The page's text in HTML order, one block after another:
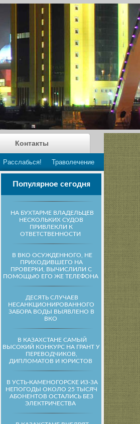
Расслабься! Траволечение
Контакты
Популярное сегодня
НА БУХТАРМЕ ВЛАДЕЛЬЦЕВ
НЕСКОЛЬКИХ СУДОВ
ПРИВЛЕКЛИ К
ОТВЕТСТВЕННОСТИ
В ВКО ОСУЖДЕННОГО, НЕ
ПРИХОДИВШЕГО НА
ПРОВЕРКИ, ВЫЧИСЛИЛИ С
ПОМОЩЬЮ ЕГО ЖЕ ТЕЛЕФОНА
ДЕСЯТЬ СЛУЧАЕВ
НЕСАНКЦИОНИРОВАННОГО
ЗАБОРА ВОДЫ ВЫЯВЛЕНО В
ВКО
В КАЗАХСТАНЕ САМЫЙ
ВЫСОКИЙ КОНКУРС НА ГРАНТ У
ПЕРЕВОДЧИКОВ,
ДИПЛОМАТОВ И ЮРИСТОВ
В УСТЬ-КАМЕНОГОРСКЕ ИЗ-ЗА
НЕПОГОДЫ ОКОЛО 25 ТЫСЯЧ
АБОНЕНТОВ ОСТАЛИСЬ БЕЗ
ЭЛЕКТРИЧЕСТВА